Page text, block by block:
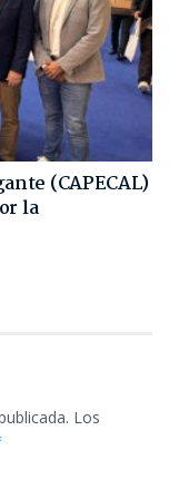
(CAPECAL)
la
Los